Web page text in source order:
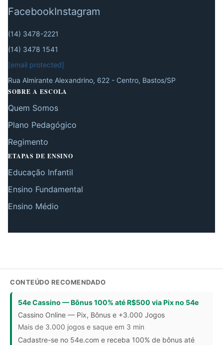
FacebookInstagram
(14) 3478-2221
(14) 3478 1541
[email protected]
Rua Almirante Alexandrino, 622 - Centro, Bastos/SP
SOBRE A ESCOLA
Quem Somos
Plano Pedagógico
Regimento
ETAPAS DE ENSINO
Educação Infantil
Ensino Fundamental
Ensino Médio
CONTEÚDO RECOMENDADO
54e Cassino — Bônus 100% até R$500 via Pix no 54e
Cassino Online — Pix, Bônus e +3.000 Jogos
Mais de 3.000 jogos e saque em 3 min
Cadastre-se no 54e.com e receba 100% de bônus até